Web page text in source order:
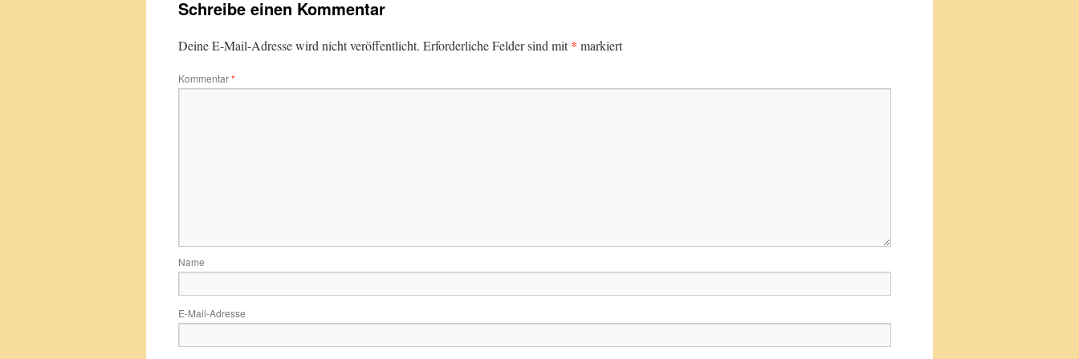
Schreibe einen Kommentar
Deine E-Mail-Adresse wird nicht veröffentlicht. Erforderliche Felder sind mit* markiert
Kommentar*
Name
E-Mail-Adresse